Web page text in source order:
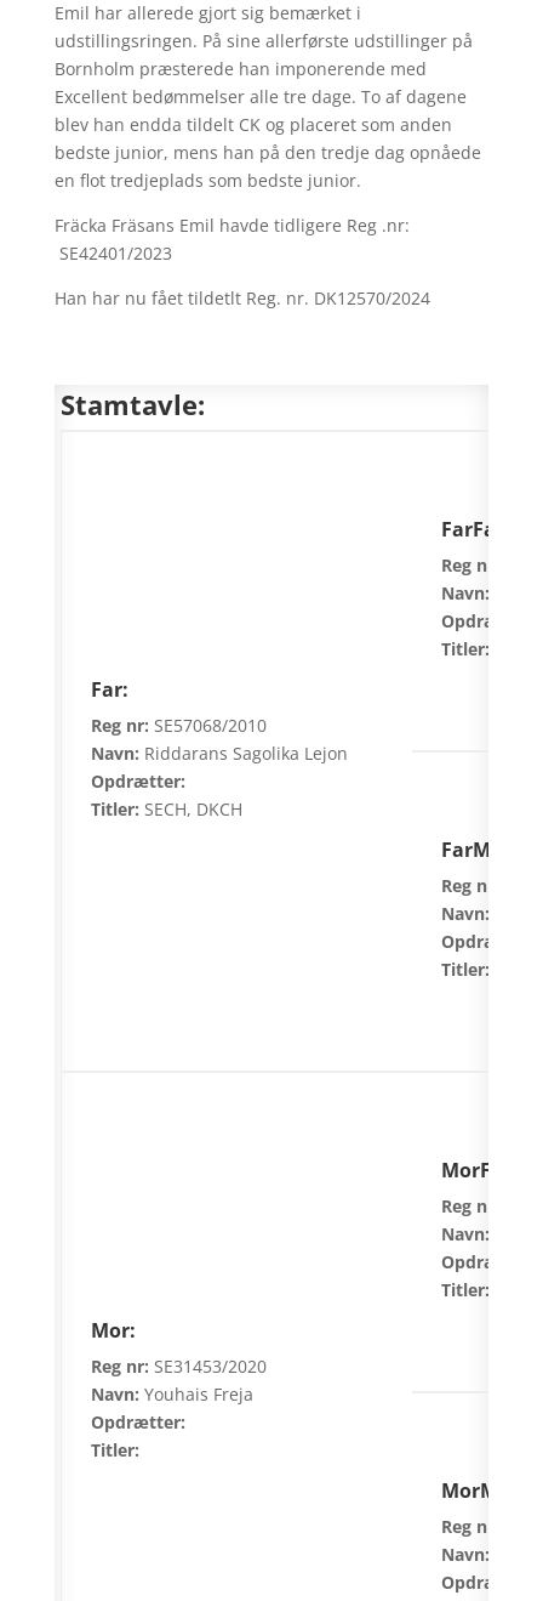
Emil har allerede gjort sig bemærket i
udstillingsringen. På sine allerførste udstillinger på
Bornholm præsterede han imponerende med
Excellent bedømmelser alle tre dage. To af dagene
blev han endda tildelt CK og placeret som anden
bedste junior, mens han på den tredje dag opnåede
en flot tredjeplads som bedste junior.
Fräcka Fräsans Emil havde tidligere Reg .nr:
SE42401/2023
Han har nu fået tildetlt Reg. nr. DK12570/2024
Stamtavle:
Far:
Reg nr: SE57068/2010
Navn: Riddarans Sagolika Lejon
Opdrætter:
Titler: SECH, DKCH
FarFar:
Reg nr:
Navn:
Opdrætter:
Titler:
FarMor:
Reg nr:
Navn:
Opdrætter:
Titler:
Mor:
Reg nr: SE31453/2020
Navn: Youhais Freja
Opdrætter:
Titler:
MorFar:
Reg nr:
Navn:
Opdrætter:
Titler:
MorMor:
Reg nr:
Navn:
Opdrætter: